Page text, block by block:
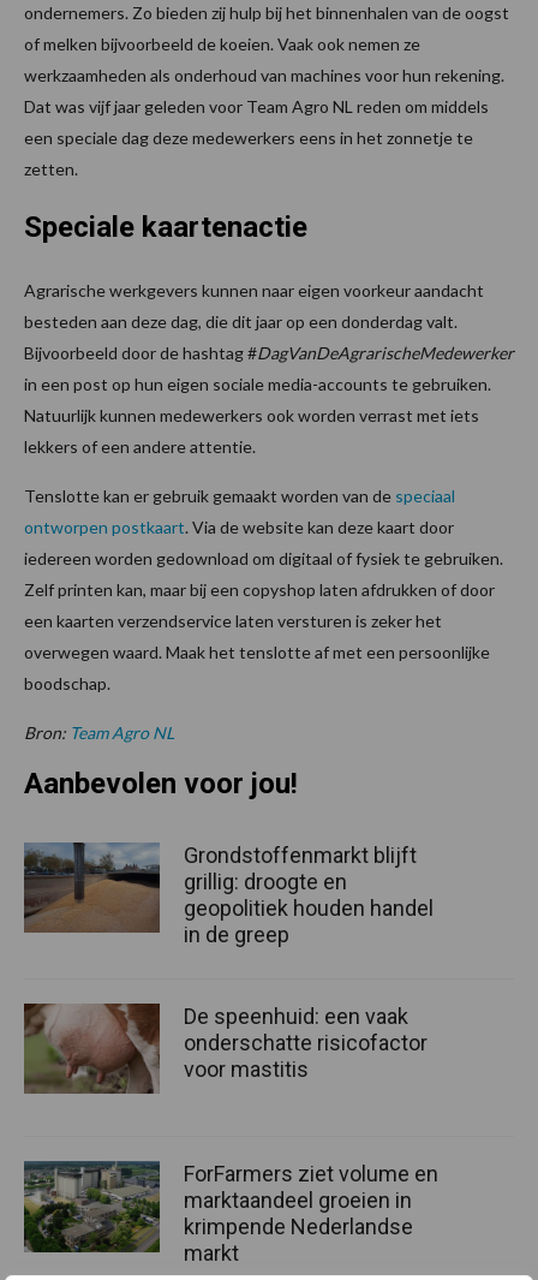
ondernemers. Zo bieden zij hulp bij het binnenhalen van de oogst
of melken bijvoorbeeld de koeien. Vaak ook nemen ze
werkzaamheden als onderhoud van machines voor hun rekening.
Dat was vijf jaar geleden voor Team Agro NL reden om middels
een speciale dag deze medewerkers eens in het zonnetje te
zetten.
Speciale kaartenactie
Agrarische werkgevers kunnen naar eigen voorkeur aandacht
besteden aan deze dag, die dit jaar op een donderdag valt.
Bijvoorbeeld door de hashtag #DagVanDeAgrarischeMedewerker
in een post op hun eigen sociale media-accounts te gebruiken.
Natuurlijk kunnen medewerkers ook worden verrast met iets
lekkers of een andere attentie.
Tenslotte kan er gebruik gemaakt worden van de speciaal
ontworpen postkaart. Via de website kan deze kaart door
iedereen worden gedownload om digitaal of fysiek te gebruiken.
Zelf printen kan, maar bij een copyshop laten afdrukken of door
een kaarten verzendservice laten versturen is zeker het
overwegen waard. Maak het tenslotte af met een persoonlijke
boodschap.
Bron: Team Agro NL
Aanbevolen voor jou!
Grondstoffenmarkt blijft
grillig: droogte en
geopolitiek houden handel
in de greep
De speenhuid: een vaak
onderschatte risicofactor
voor mastitis
ForFarmers ziet volume en
marktaandeel groeien in
krimpende Nederlandse
markt